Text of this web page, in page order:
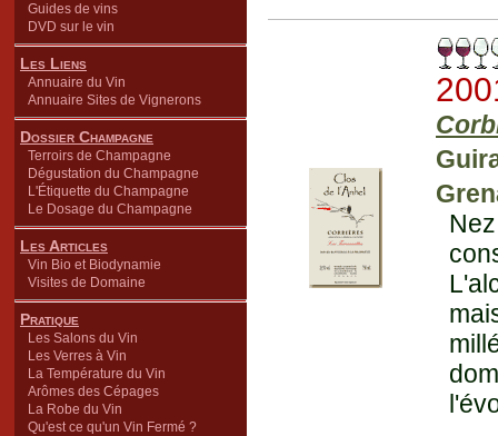
Guides de vins
DVD sur le vin
Les Liens
Annuaire du Vin
Annuaire Sites de Vignerons
Dossier Champagne
Terroirs de Champagne
Dégustation du Champagne
L'Étiquette du Champagne
Le Dosage du Champagne
Les Articles
Vin Bio et Biodynamie
Visites de Domaine
Pratique
Les Salons du Vin
Les Verres à Vin
La Température du Vin
Arômes des Cépages
La Robe du Vin
Qu'est ce qu'un Vin Fermé ?